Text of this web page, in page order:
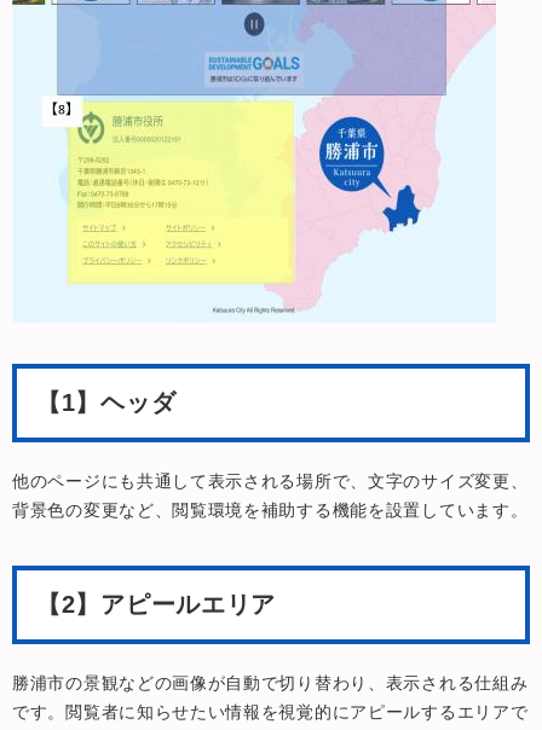
【1】ヘッダ
他のページにも共通して表示される場所で、文字のサイズ変更、
背景色の変更など、閲覧環境を補助する機能を設置しています。
【2】アピールエリア
勝浦市の景観などの画像が自動で切り替わり、表示される仕組み
です。閲覧者に知らせたい情報を視覚的にアピールするエリアで